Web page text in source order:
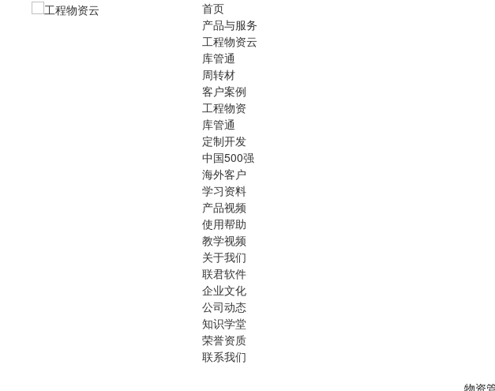
首页
产品与服务
工程物资云
库管通
周转材
客户案例
工程物资
库管通
定制开发
中国500强
海外客户
学习资料
产品视频
使用帮助
教学视频
关于我们
联君软件
企业文化
公司动态
知识学堂
荣誉资质
联系我们
物资